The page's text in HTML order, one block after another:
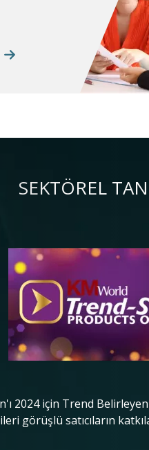
SEKTÖREL
2024 için Trend
görüşlü satıcıların